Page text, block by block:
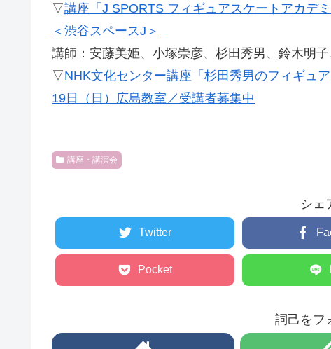
▽講座「J SPORTS フィギュアスケートアカデ
＜渋谷スペースJ＞
講師：安藤美姫、小塚崇彦、杉田秀男、鈴木明
▽NHK文化センター講座「杉田秀男のフィギュ
19日（日）広島教室／受講者募集中
講座・講演会
シェ
Twitter
Pocket
詞己をフ